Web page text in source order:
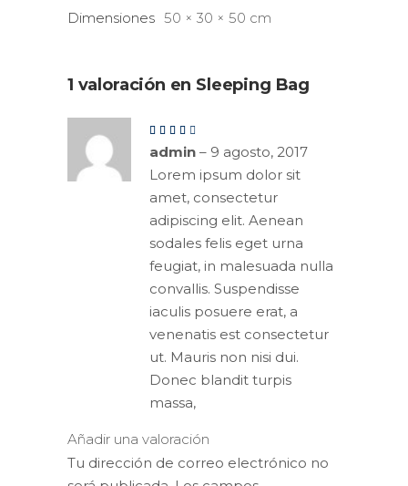
Dimensiones 50 × 30 × 50 cm
1 valoración en Sleeping Bag
de 5
admin – 9 agosto, 2017
Lorem ipsum dolor sit
amet, consectetur
adipiscing elit. Aenean
sodales felis eget urna
feugiat, in malesuada nulla
convallis. Suspendisse
iaculis posuere erat, a
venenatis est consectetur
ut. Mauris non nisi dui.
Donec blandit turpis
massa,
Añadir una valoración
Tu dirección de correo electrónico no